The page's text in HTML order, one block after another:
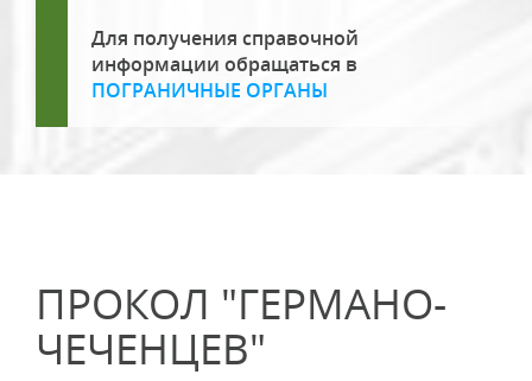
Для получения справочной
информации обращаться в
ПОГРАНИЧНЫЕ ОРГАНЫ
ПРОКОЛ "ГЕРМАНО-
ЧЕЧЕНЦЕВ"